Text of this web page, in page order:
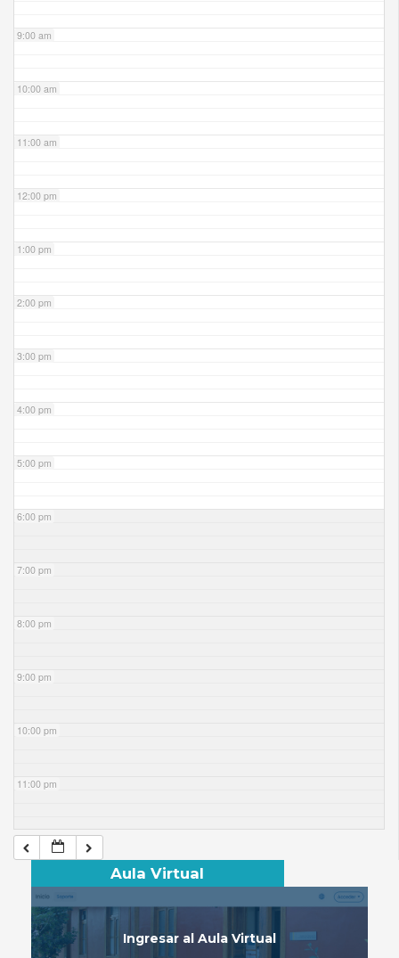
9:00 am
10:00 am
11:00 am
12:00 pm
1:00 pm
2:00 pm
3:00 pm
4:00 pm
5:00 pm
6:00 pm
7:00 pm
8:00 pm
9:00 pm
10:00 pm
11:00 pm
Aula Virtual
Ingresar al Aula Virtual